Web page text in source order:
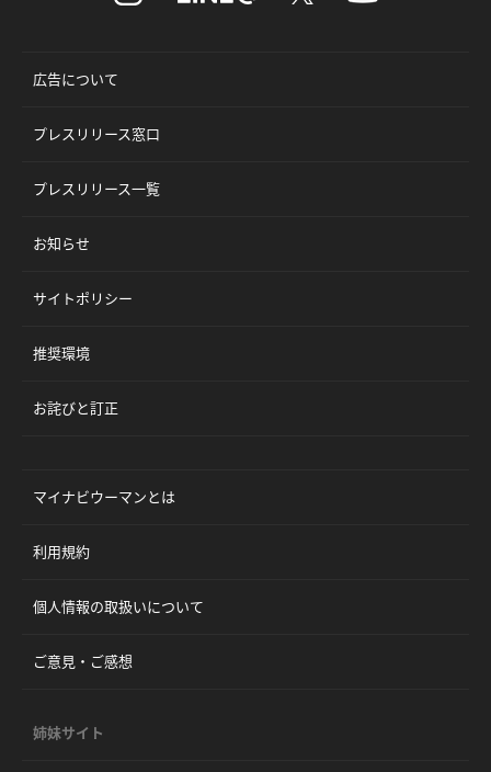
広告について
プレスリリース窓口
プレスリリース一覧
お知らせ
サイトポリシー
推奨環境
お詫びと訂正
マイナビウーマンとは
利用規約
個人情報の取扱いについて
ご意見・ご感想
姉妹サイト